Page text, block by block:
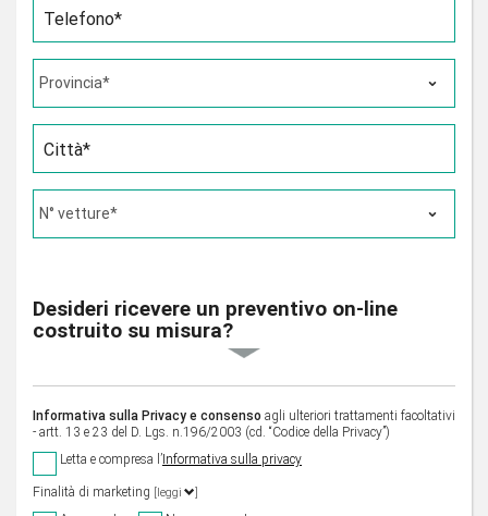
Telefono*
Città*
Desideri ricevere un preventivo on-line
costruito su misura?
Informativa sulla Privacy e consenso agli ulteriori trattamenti facoltativi
- artt. 13 e 23 del D. Lgs. n.196/2003 (cd. “Codice della Privacy”)
Letta e compresa l’Informativa sulla privacy
Finalità di marketing [leggi